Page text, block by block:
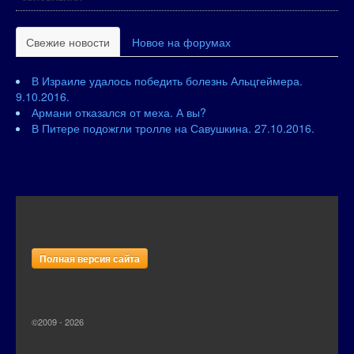
Свежие новости Новое на форумах
В Израиле удалось победить болезнь Альцгеймера.
9.10.2016.
Армани отказался от меха. А вы?
В Питере подожгли тролле на Савушкина. 27.10.2016.
Полная версия сайта
©2009 - 2026